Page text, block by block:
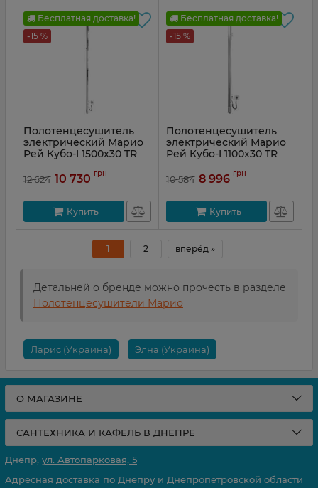
Бесплатная доставка!
-15 %
Полотенцесушитель
электрический Марио
Рей Кубо-I 1500x30 TR
12 624 10 730 грн
Купить
Бесплатная доставка!
-15 %
Полотенцесушитель
электрический Марио
Рей Кубо-I 1100x30 TR
10 584 8 996 грн
Купить
1 2 вперёд »
Детальней о бренде можно прочесть в разделе
Полотенцесушители Марио
Ларис (Украина) Элна (Украина)
О МАГАЗИНЕ
САНТЕХНИКА И КАФЕЛЬ В ДНЕПРЕ
Днепр, ул. Автопарковая, 5
Адресная доставка по Днепру и Днепропетровской области